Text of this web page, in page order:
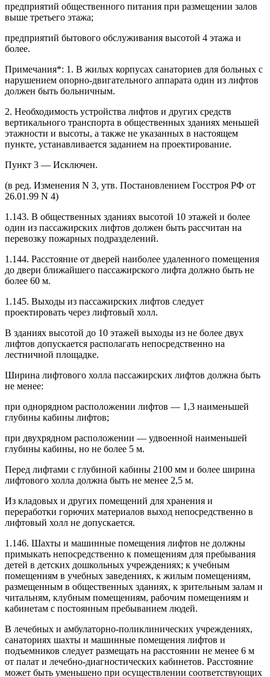
предприятий общественного питания при размещении залов
выше третьего этажа;
предприятий бытового обслуживания высотой 4 этажа и
более.
Примечания*: 1. В жилых корпусах санаториев для больных с
нарушением опорно-двигательного аппарата один из лифтов
должен быть больничным.
2. Необходимость устройства лифтов и других средств
вертикального транспорта в общественных зданиях меньшей
этажности и высоты, а также не указанных в настоящем
пункте, устанавливается заданием на проектирование.
Пункт 3 — Исключен.
(в ред. Изменения N 3, утв. Постановлением Госстроя РФ от
26.01.99 N 4)
1.143. В общественных зданиях высотой 10 этажей и более
один из пассажирских лифтов должен быть рассчитан на
перевозку пожарных подразделений.
1.144. Расстояние от дверей наиболее удаленного помещения
до двери ближайшего пассажирского лифта должно быть не
более 60 м.
1.145. Выходы из пассажирских лифтов следует
проектировать через лифтовый холл.
В зданиях высотой до 10 этажей выходы из не более двух
лифтов допускается располагать непосредственно на
лестничной площадке.
Ширина лифтового холла пассажирских лифтов должна быть
не менее:
при однорядном расположении лифтов — 1,3 наименьшей
глубины кабины лифтов;
при двухрядном расположении — удвоенной наименьшей
глубины кабины, но не более 5 м.
Перед лифтами с глубиной кабины 2100 мм и более ширина
лифтового холла должна быть не менее 2,5 м.
Из кладовых и других помещений для хранения и
переработки горючих материалов выход непосредственно в
лифтовый холл не допускается.
1.146. Шахты и машинные помещения лифтов не должны
примыкать непосредственно к помещениям для пребывания
детей в детских дошкольных учреждениях; к учебным
помещениям в учебных заведениях, к жилым помещениям,
размещенным в общественных зданиях, к зрительным залам и
читальням, клубным помещениям, рабочим помещениям и
кабинетам с постоянным пребыванием людей.
В лечебных и амбулаторно-поликлинических учреждениях,
санаториях шахты и машинные помещения лифтов и
подъемников следует размещать на расстоянии не менее 6 м
от палат и лечебно-диагностических кабинетов. Расстояние
может быть уменьшено при осуществлении соответствующих